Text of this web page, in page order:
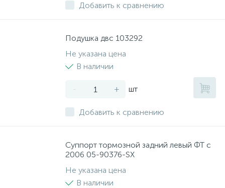
Добавить к сравнению
Подушка двс 103292
Не указана цена
В наличии
- + шт
Добавить к сравнению
Суппорт тормозной задний левый ФТ с
2006 05-90376-SX
Не указана цена
В наличии